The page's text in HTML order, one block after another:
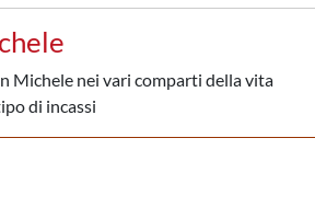
Michele nei vari comparti della vita
di incassi